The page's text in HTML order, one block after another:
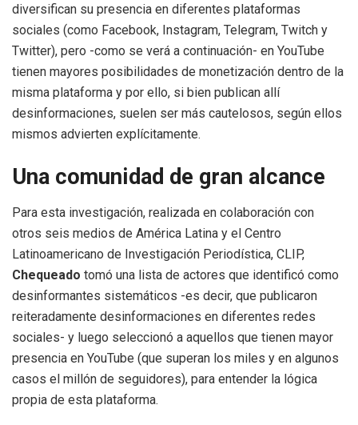
diversifican su presencia en diferentes plataformas
sociales (como Facebook, Instagram, Telegram, Twitch y
Twitter), pero -como se verá a continuación- en YouTube
tienen mayores posibilidades de monetización dentro de la
misma plataforma y por ello, si bien publican allí
desinformaciones, suelen ser más cautelosos, según ellos
mismos advierten explícitamente.
Una comunidad de gran alcance
Para esta investigación, realizada en colaboración con
otros seis medios de América Latina y el Centro
Latinoamericano de Investigación Periodística, CLIP,
Chequeado tomó una lista de actores que identificó como
desinformantes sistemáticos -es decir, que publicaron
reiteradamente desinformaciones en diferentes redes
sociales- y luego seleccionó a aquellos que tienen mayor
presencia en YouTube (que superan los miles y en algunos
casos el millón de seguidores), para entender la lógica
propia de esta plataforma.